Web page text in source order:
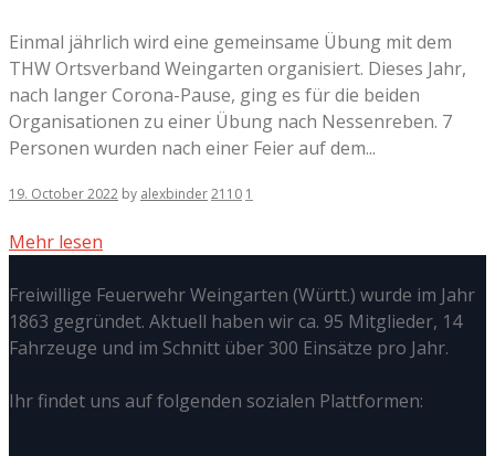
Einmal jährlich wird eine gemeinsame Übung mit dem
THW Ortsverband Weingarten organisiert. Dieses Jahr,
nach langer Corona-Pause, ging es für die beiden
Organisationen zu einer Übung nach Nessenreben. 7
Personen wurden nach einer Feier auf dem...
19. October 2022 by alexbinder2110 1
Mehr lesen
Freiwillige Feuerwehr Weingarten (Württ.) wurde im Jahr
1863 gegründet. Aktuell haben wir ca. 95 Mitglieder, 14
Fahrzeuge und im Schnitt über 300 Einsätze pro Jahr.
Ihr findet uns auf folgenden sozialen Plattformen: